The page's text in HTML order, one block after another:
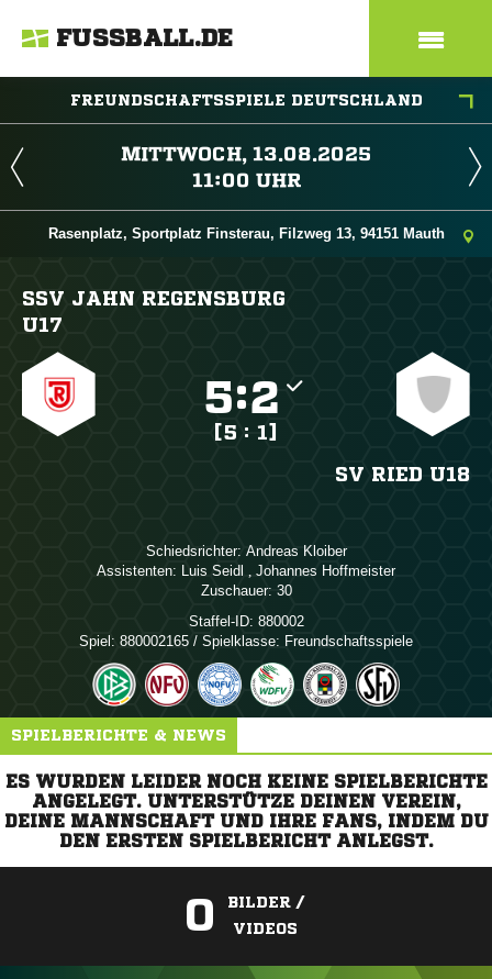
FUSSBALL.DE
FREUNDSCHAFTSSPIELE DEUTSCHLAND
 
 
Rasenplatz, Sportplatz Finsterau, Filzweg 13, 94151 Mauth
SSV JAHN REGENSBURG
U17
:
[5 : 1]
SV RIED U18
Schiedsrichter:  
Assistenten:   ,  
Zuschauer: 30
Staffel-ID: 880002
Spiel: 880002165 / Spielklasse: Freundschaftsspiele
SPIELBERICHTE & NEWS
ES WURDEN LEIDER NOCH KEINE SPIELBERICHTE
ANGELEGT. UNTERSTÜTZE DEINEN VEREIN,
DEINE MANNSCHAFT UND IHRE FANS, INDEM DU
DEN ERSTEN SPIELBERICHT ANLEGST.
0
BILDER /
VIDEOS